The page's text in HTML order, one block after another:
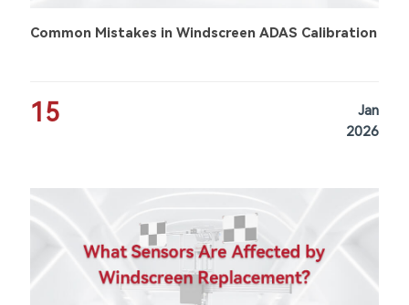
Common Mistakes in Windscreen ADAS Calibration
15
Jan
2026